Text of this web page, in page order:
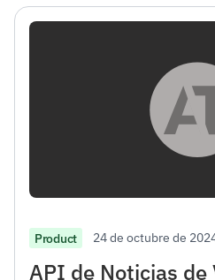
Product 24 de octubre de
API de Noticias de